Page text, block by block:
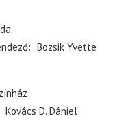
Bozsik Yvette
Kovács D. Dániel